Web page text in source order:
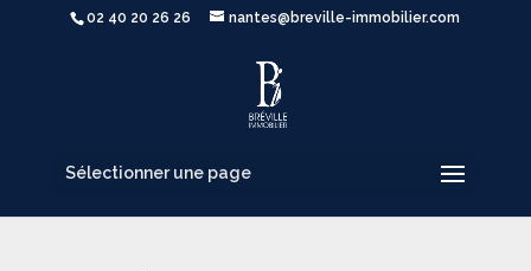
02 40 20 26 26 nantes@breville-immobilier.com
Sélectionner une page